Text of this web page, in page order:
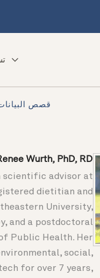
قصص
Wurth, PhD, RD
scientific advisor at
dietitian and
University,
and a postdoctoral
Public Health. Her
social,
for over 7 years,